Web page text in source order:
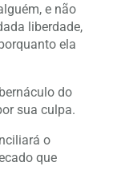
e não
liberdade,
ela
do
sua culpa.
o
que